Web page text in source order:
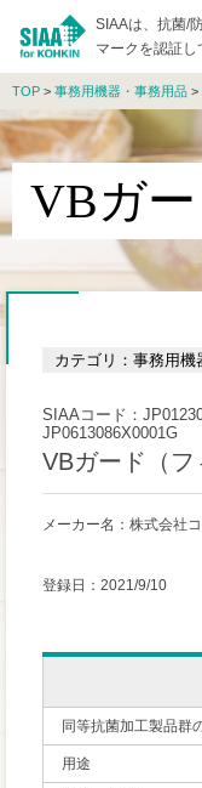
SIAAは、抗菌/
マークを認証し
TOP > 事務用機器・事務用品 >
VBガ
カテゴリ：事務用機
SIAAコード：
JP0613086X0001G
VBガード（フ
メーカー名：株式会社
登録日：2021/9/10
同等抗菌加工製品群
用途